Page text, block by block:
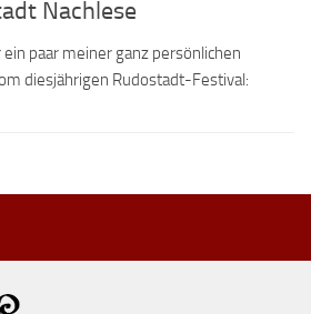
Nachlese
paar meiner ganz persönlichen
diesjährigen Rudostadt-Festival: